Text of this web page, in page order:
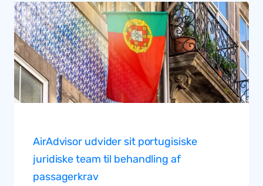
AirAdvisor udvider sit portugisiske
juridiske team til behandling af
passagerkrav